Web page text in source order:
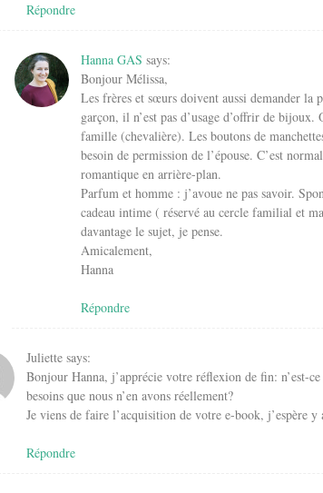
Répondre
Hanna GAS says:
Bonjour Mélissa,
Les frères et sœurs doivent aussi demander la
garçon, il n’est pas d’usage d’offrir de
famille (chevalière). Les boutons de
besoin de permission de l’épouse. C’est
romantique en arrière-plan.
Parfum et homme : j’avoue ne pas savoir.
cadeau intime ( réservé au cercle familial et
davantage le sujet, je pense.
Amicalement,
Hanna
Répondre
Juliette says:
Bonjour Hanna, j’apprécie votre réflexion de fin: n’est-
besoins que nous n’en avons réellement?
Je viens de faire l’acquisition de votre e-book, j’espère
Répondre